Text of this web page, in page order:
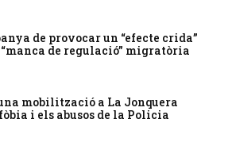
de provocar un “efecte crida”
de regulació” migratòria
una mobilització a La Jonquera
i els abusos de la Policia